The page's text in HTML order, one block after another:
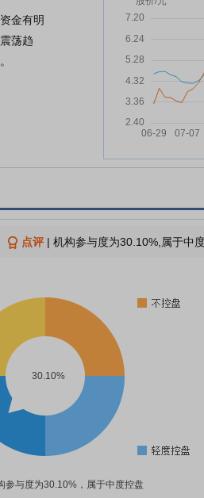
金有明
荡趋
点评| 机构参与度为30.10%,属于中
30.10%
参与度为30.10%，属于中度控盘